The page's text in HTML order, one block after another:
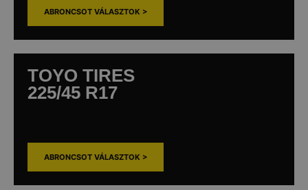
ABRONCSOT VÁLASZTOK >
TOYO TIRES
225/45 R17
ABRONCSOT VÁLASZTOK >